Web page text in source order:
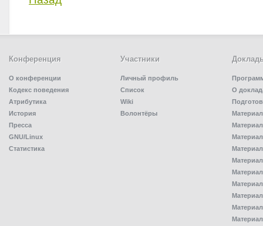
Конференция
О конференции
Кодекс поведения
Атрибутика
История
Пресса
GNU/Linux
Статистика
Участники
Личный профиль
Список
Wiki
Волонтёры
О